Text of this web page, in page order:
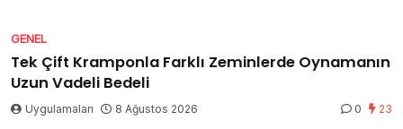
GENEL
Tek Çift Kramponla Farklı Zeminlerde Oynamanın
Uzun Vadeli Bedeli
Uygulamaları 8 Ağustos 2026 0 23